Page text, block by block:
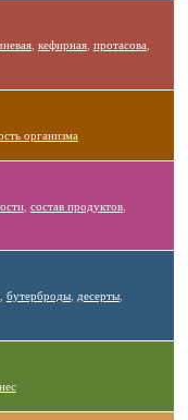
, кефирная, протасова
организма
, состав продуктов,
бутерброды, десерты,